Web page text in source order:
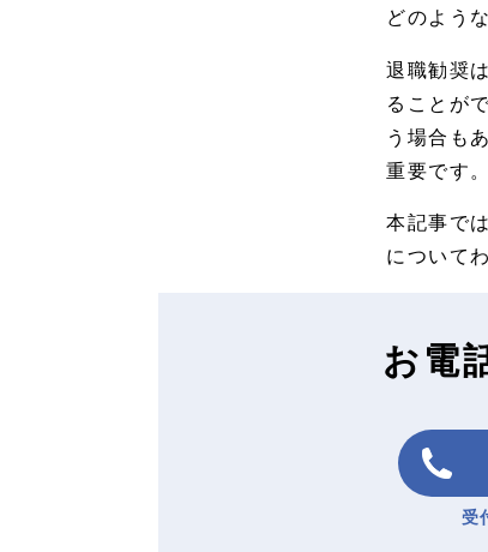
どのよう
退職勧奨
ることが
う場合も
重要です。
本記事で
について
お電
受